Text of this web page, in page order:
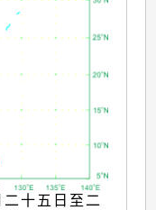
十五日至二